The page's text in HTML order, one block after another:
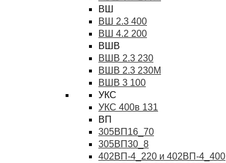
ВШ
ВШ 2.3 400
ВШ 4.2 200
ВШВ
ВШВ 2.3 230
ВШВ 2.3 230М
ВШВ 3 100
УКС
УКС 400в 131
ВП
305ВП16_70
305ВП30_8
402ВП-4_220 и 402ВП-4_400